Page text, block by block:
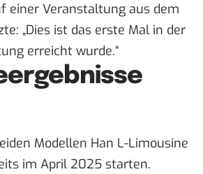
einer Veranstaltung aus dem
„Dies ist das erste Mal in der
erreicht wurde.“
Modellen Han L-Limousine
im April 2025 starten.